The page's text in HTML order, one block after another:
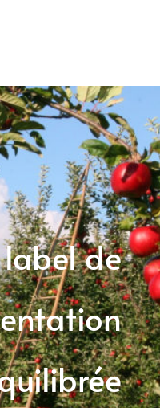
label de